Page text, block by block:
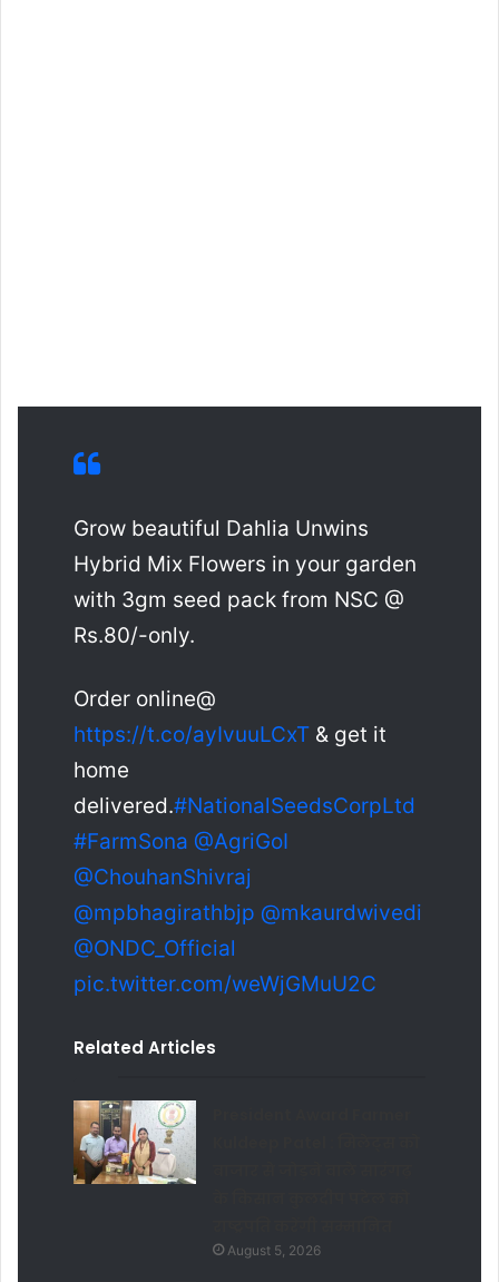
Grow beautiful Dahlia Unwins
Hybrid Mix Flowers in your garden
with 3gm seed pack from NSC @
Rs.80/-only.
Order online@
https://t.co/ayIvuuLCxT & get it
home
delivered.#NationalSeedsCorpLtd
#FarmSona @AgriGoI
@ChouhanShivraj
@mpbhagirathbjp @mkaurdwivedi
@ONDC_Official
pic.twitter.com/weWjGMuU2C
Related Articles
August 5, 2026